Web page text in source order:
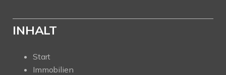
INHALT
Start
Immobilien